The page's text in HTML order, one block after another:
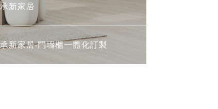
承新家居
承新家居-門墻櫃一體化訂製